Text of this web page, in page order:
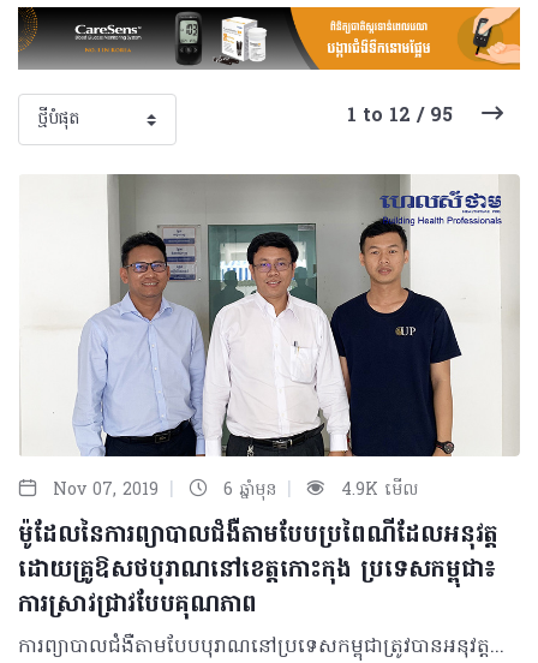
1 to 12 / 95
Nov 07, 2019 | 6 ឆ្នាំមុន | 4.9K មើល
ម៉ូដែលនៃការព្យាបាលជំងឺតាមបែបប្រពៃណីដែលអនុវត្ត
ដោយគ្រូឱសថបុរាណនៅខេត្ដកោះកុង ប្រទេសកម្ពុជា៖
ការស្រាវជ្រាវបែបគុណភាព
ការព្យាបាលជំងឺតាមបែបបុរាណនៅប្រទេសកម្ពុជាត្រូវបានអនុវត្តធ្វើឡើងតាំងពីសម័យអង្គរ ហើយវាត្រូវបានប្រើប្រាស់យ៉ាងទូលំទូលាយរហូតមកដល់បច្ចុប្បន្ននេះ។ ជារឿយៗ វាត្រូវបានអនុវត្តដោយគ្រូឱសថបុរាណដែលគេហៅថា “គ្រូខ្មែរ” ដែលតែងតែជាអ្នកដែលត្រូវបានគេស្គាល់នៅក្នុងសង្គម។ ការអនុវត្តការព្យាបាលបែបបុរាណនៅតែជាការពេញនិយមសម្រាប់ប្រជាជន ដែលរស់នៅក្នុងតំបន់ជនបទ។ ទោះបីជាយ៉ាងណាក៏ដោយការចងក្រងឯកសារអំពីការអនុវត្តការព្យាបាលទាំងនេះគឺមិនទាន់ បានរៀបចំបានត្រឹមត្រូវនោះទេ។ ការស្រាវជ្រាវនេះ មានគោលបំណងក្នុងការធ្វើការអង្កេតលើម៉ូដែលការព្យាបាលជំងឺបែបបុរាណដែលត្រូវបានអនុវត្តដោយគ្រូឱសថបុរាណ នៅខេត្តកោះកុង ប្រទេសកម្ពុជា។ ក្នុងអំឡុងខែមេសា ឆ្នាំ២០១៨ គ្រូឱសថបុរាណចំនួន ៤ រូប ដែលរស់នៅក្នុងខេត្តកោះកុង ត្រូវបានធ្វើការសម្ភាសបែបស៊ីជម្រៅទៅលើ ៤ ចំណុច ដែលរួមមាន ការអង្កេតអំពីប្រភេទខុសៗគ្នានៃការអនុវត្តការព្យាបាលជំងឺបែបបុរាណ ការយល់ដឹងរបស់សហគមន៍ វិធីនៃការអនុវត្ត និងបទដ្ឋានសង្គម ដែលពាក់ព័ន្ធនឹងការអនុវត្តការព្យាបាលជំងឺបែបបុរាណ។ បច្ចេកទេសនៃការជ្រើសរើសគ្រូឱសថបុរាណត្រូវបានធ្វើឡើងដោយសំណាកបែប Snowball សម្រាប់ការស្រាវជ្រាវនេះ។ បច្ចេកទេសនៃការជ្រើសរើសគ្រូសំណាកបែប Snowball នេះ គឺតែងតែត្រូវបានគេយកមកអនុវត្តនៅក្នុងការសិក្សាស្រាវជ្រាវបែបគុណភាព ក្នុងការធ្វើការជ្រើសប្រភេទសំណាកអ្នកចូលរួមណាដែលមានការលំបាកក្នុងការស្វែងរក។ បន្ទាប់ពីបានប្រមូលទិន្នន័យរួចហើយតាមរយៈការសម្ភាស ដោយប្រើសំណួរបែបសំណួរបើក និងការថតចម្លងទុកទិន្នន័យត្រូវបានរៀបចំឡើងវិញ និងចែកចំណាត់ថ្នាក់តាមវិធីសាស្ត្រ Theme-wise ជាមួយនឹងសម្រង់ឃ្លាប្រយោគដែលពាក់ព័ន្ធ។ បន្ទាប់មកយើងធ្វើការកំណត់លេខកូដ ដោយផ្អែកលើគោលបំណងនៃការស្រាវជ្រាវ។ គោលគំនិតណាដែលមានលក្ខណៈប្រហាក់ប្រហែលគ្នាត្រូវបានបញ្ចូលទៅក្នុង Sub-theme ឬ Theme ជាមួយគ្នាបន្ទាប់មក លេខកូដចំពោះ Theme នីមួយៗត្រូវបានកំណត់។ បន្ទាប់ពីធ្វើការដាក់លេខកូដរួចហើយ ទិន្នន័យទាំងនោះត្រូវបានបកប្រែទៅជាភាសាអង់គ្លេស ហើយធ្វើការវិភាគបែប Thematic analysis។ លទ្ធផលនៃការសិក្សាបានបង្ហាញថាគ្រូឱសថបុរាណធ្វើការអនុវត្តការព្យាបាលជំងឺតាមម៉ូដែលអសាសនា និងម៉ូដែលសាសនា។ គ្រូឱសថបុរាណអនុវត្តការព្យាបាលជំងឺឲ្យអ្នកជំងឺនៅក្នុងគេហដ្ឋានរបស់ខ្លួន។ ការព្យាបាលជំងឺដោយបាលីភ្ជាប់ជាមួយនឹងការប្រើប្រាស់រុក្ខជាតិឱសថត្រូវបានអនុវត្តយ៉ាងទំលំទូលាយ។ គ្រូឱសថបុរាណធ្វើការសូត្របាលីទៅតាមសៀវភៅគម្ពីរនៅក្នុងដំណើរការនៃការព្យាបាល ដោយទាមទារយ៉ាងខ្លាំងនូវជំនឿ ឬការជឿរបស់អ្នកជំងឺ ដើម្បីឲ្យការព្យាបាលមានប្រសិទ្ធភាព។ គ្រូឱសថបុរាណពេលខ្លះ គាត់ធ្វើរោគវិនិច្ឆ័យនិងព្យាបាលជំងឺតាមរយៈការធ្វើការទំនាក់ទំនងជាមួយដួងព្រលឹងស័ក្តិសិទ្ធិ។ ការព្យាបាលជំងឺរបស់អ្នកជំងឺនៅតាមគេហដ្ឋានផ្អែកលើបទពិសោធន៍រយៈពេលយូររបស់គ្រូឱសថបុរាណ ក្នុងការព្យាបាលជំងឺ ជាមួយនឹងការប្រើប្រាស់រុក្ខជាតិឱសថនៅក្នុងតំបន់។ តម្លៃនៃការព្យាបាលជំងឺគឺអាស្រ័យលើស្ថានភាពជំងឺ។ សរុបរួម ការព្យាបាលជំងឺតាមបែបបុរាណគឺត្រូវបានអនុវត្តជាទូទៅសម្រាប់ការថែទាំសុខភាពជាបឋមនៅតាមតំបន់ជនបទនៃប្រទេសកម្ពុជា ជាពិសេសនៅក្នុងចំណោមប្រជាជនដែលមានកម្រិតជីវភាពទាប។ ការអង្កេតទៅលើម៉ូដែលនៃការព្យាបាលជំងឺបែបបុរាណគួរតែត្រូវបានបន្តធ្វើ ដើម្បីឲ្យយល់អំពីយន្តការនៃការព្យាបាលជំងឺឲ្យកាន់តែស៊ីជម្រៅជាងនេះ។ អ្នកនិពន្ធដែលជានិស្សិត និងសាស្ត្រាចារ្យមហាវិទ្យាល័យឱសថសាស្ត្រ នៃសាកលវិទ្យាល័យពុទ្ធិសាស្ត្រ ភ្នំពេញ ប្រទេសកម្ពុជា៖ កែវ សំអែល ពា ពិដោរ នី ច័ន្ទសីហា សឿន សុវណ្ណនេត្រ តាន់ គីមចេង លី មល្លិកា ជា ស៊ីន អត្ថបទ៖ ដកស្រង់ចេញពីទស្សនាវដ្ដី ហេលស៍ថាម ប្រូ លេខ ៨៣ 2019 រក្សាសិទ្ធិគ្រប់យ៉ាង​ដោយ Healthtime Corporation ចំពោះគ្រប់អត្ថបទដោយគ្មានផ្នែកណាមួយត្រូវបោះពុម្ពផ្សាយចូលប្រព័ន្ធអុីនធឺណែតឧបករណ៍អេឡិចត្រូនិកអាត់ជាសំឡេងឬថតចំលងគ្រប់រូបភាពដោយគ្មានការអនុញ្ញាតឡើយ